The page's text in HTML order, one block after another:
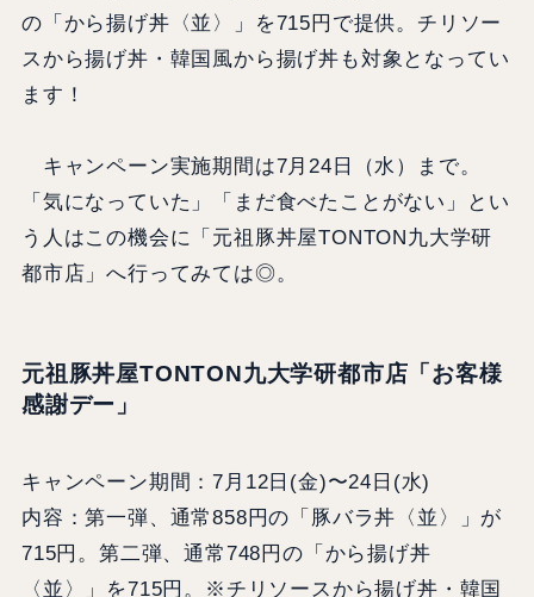
の「から揚げ丼〈並〉」を715円で提供。チリソー
スから揚げ丼・韓国風から揚げ丼も対象となってい
ます！
キャンペーン実施期間は7月24日（水）まで。
「気になっていた」「まだ食べたことがない」とい
う人はこの機会に「元祖豚丼屋TONTON九大学研
都市店」へ行ってみては◎。
元祖豚丼屋TONTON九大学研都市店「お客様
感謝デー」
キャンペーン期間：7月12日(金)〜24日(水)
内容：第一弾、通常858円の「豚バラ丼〈並〉」が
715円。第二弾、通常748円の「から揚げ丼
〈並〉」を715円。※チリソースから揚げ丼・韓国